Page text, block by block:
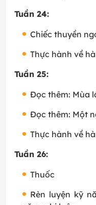
Tuần 24:
Chiếc thuyền
Thực hành về
Tuần 25:
Đọc thêm: Mùa
Đọc thêm: Một
Thực hành về
Tuần 26:
Thuốc
Rèn luyện kỹ